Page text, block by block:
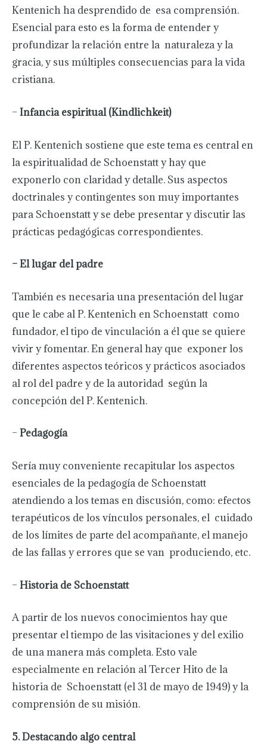
Kentenich ha desprendido de esa comprensión.
Esencial para esto es la forma de entender y
profundizar la relación entre la naturaleza y la
gracia, y sus múltiples consecuencias para la vida
cristiana.
– Infancia espiritual (Kindlichkeit)
El P. Kentenich sostiene que este tema es central en
la espiritualidad de Schoenstatt y hay que
exponerlo con claridad y detalle. Sus aspectos
doctrinales y contingentes son muy importantes
para Schoenstatt y se debe presentar y discutir las
prácticas pedagógicas correspondientes.
– El lugar del padre
También es necesaria una presentación del lugar
que le cabe al P. Kentenich en Schoenstatt como
fundador, el tipo de vinculación a él que se quiere
vivir y fomentar. En general hay que exponer los
diferentes aspectos teóricos y prácticos asociados
al rol del padre y de la autoridad según la
concepción del P. Kentenich.
– Pedagogía
Sería muy conveniente recapitular los aspectos
esenciales de la pedagogía de Schoenstatt
atendiendo a los temas en discusión, como: efectos
terapéuticos de los vínculos personales, el cuidado
de los límites de parte del acompañante, el manejo
de las fallas y errores que se van produciendo, etc.
– Historia de Schoenstatt
A partir de los nuevos conocimientos hay que
presentar el tiempo de las visitaciones y del exilio
de una manera más completa. Esto vale
especialmente en relación al Tercer Hito de la
historia de Schoenstatt (el 31 de mayo de 1949) y la
comprensión de su misión.
5. Destacando algo central